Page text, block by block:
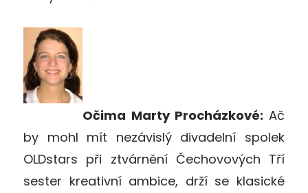
Očima Marty Procházkové: Ač
by mohl mít nezávislý divadelní spolek
OLDstars při ztvárnění Čechovových Tří
sester kreativní ambice, drží se klasické